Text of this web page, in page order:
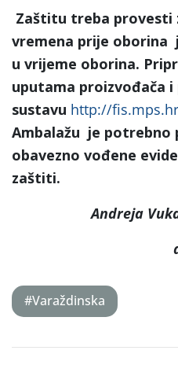
Zaštitu treba provesti
vremena prije oborina
u vrijeme oborina.
uputama proizvođača
sustavu http://
Ambalažu je potrebno
obavezno vođene
zaštiti.
Andreja
#Varaždinska